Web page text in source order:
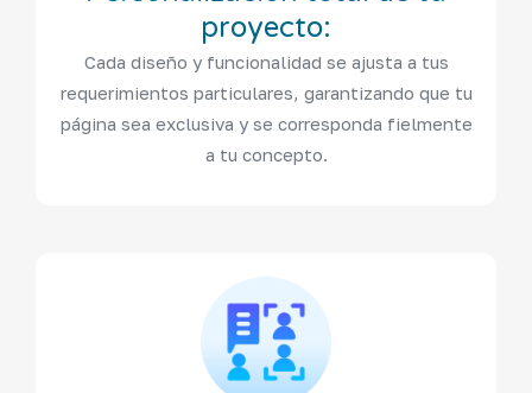
proyecto:
Cada diseño y funcionalidad se ajusta a tus
requerimientos particulares, garantizando que tu
página sea exclusiva y se corresponda fielmente
a tu concepto.